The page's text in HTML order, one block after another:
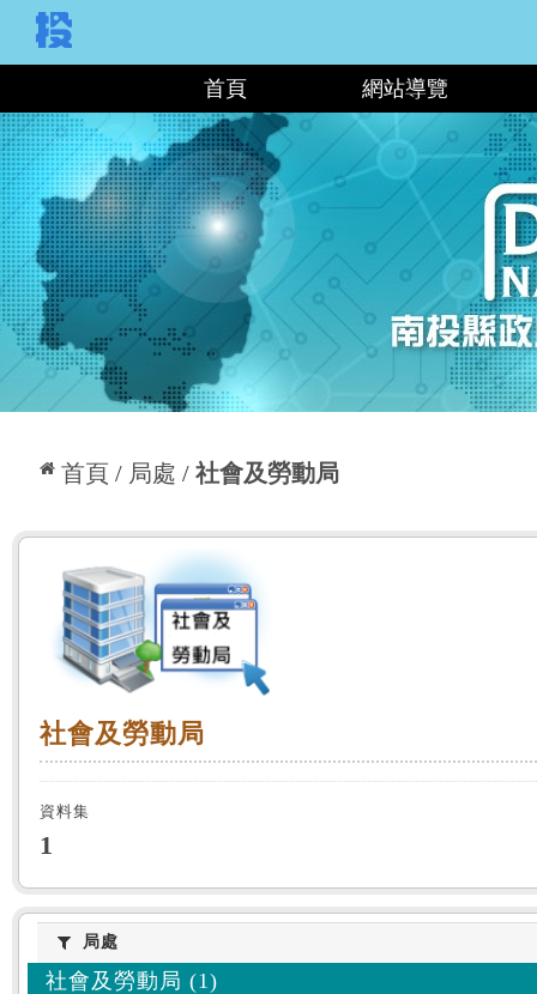
首頁 網站導覽
首頁 局處 社會及勞動局
::: 社會及勞動局
社會及勞動局
資料集
1
局處局處
社會及勞動局 (1)